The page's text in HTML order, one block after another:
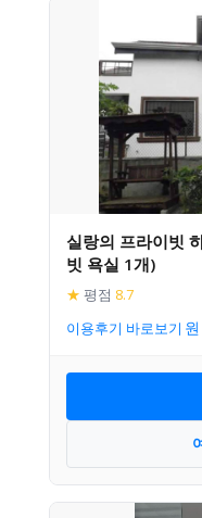
실랑의 프라이빗
빗 욕실 1개)
★ 평점 8.7
이용후기 바로보기